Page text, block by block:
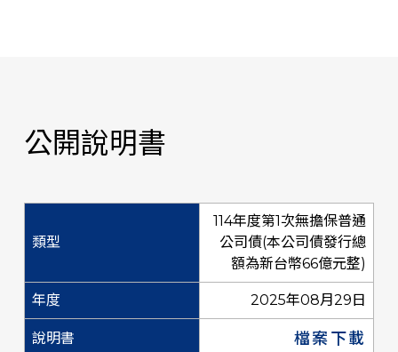
公開說明書
114年度第1次無擔保普通
公司債(本公司債發行總
額為新台幣66億元整)
2025年08月29日
檔案下載